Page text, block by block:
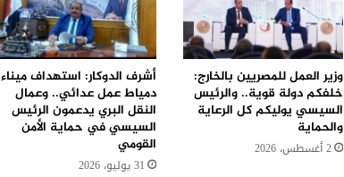
وزير العمل للمصريين بالخارج:
خلفكم دولة قوية.. والرئيس
السيسي يوليكم كل الرعاية
والحماية
2 أغسطس، 2026
أشرف الدوكار: استهداف ميناء
دمياط عمل عدائي.. وعمال
النقل البري يدعمون الرئيس
السيسي في حماية الأمن
القومي
31 يوليو، 2026